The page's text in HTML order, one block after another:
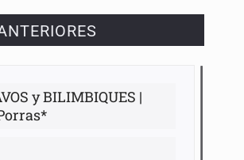
y BILIMBIQUES |